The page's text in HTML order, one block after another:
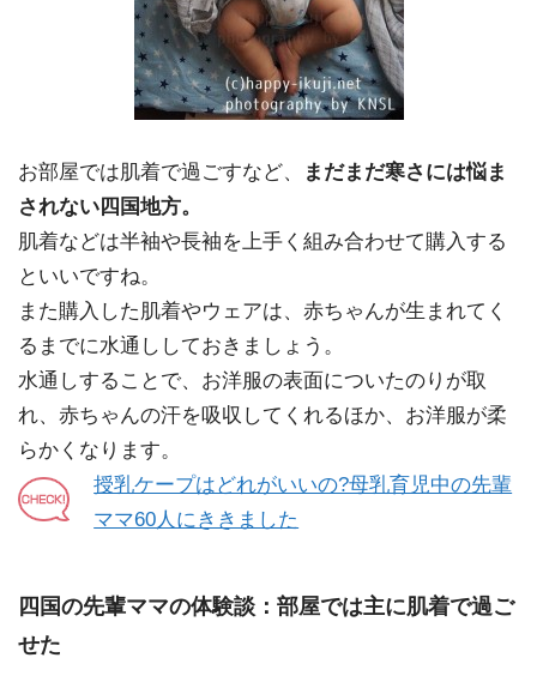
お部屋では肌着で過ごすなど、
まだまだ寒さには悩ま
されない四国地方。
肌着などは半袖や長袖を上手く組み合わせて購入する
といいですね。
また購入した肌着やウェアは、赤ちゃんが生まれてく
るまでに水通ししておきましょう。
水通しすることで、お洋服の表面についたのりが取
れ、赤ちゃんの汗を吸収してくれるほか、お洋服が柔
らかくなります。
授乳ケープはどれがいいの?母乳育児中の先輩
ママ60人にききました
四国の先輩ママの体験談：部屋では主に肌着で過ご
せた